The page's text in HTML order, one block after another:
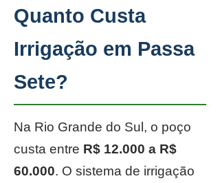
Quanto Custa
Irrigação em Passa
Sete?
Na Rio Grande do Sul, o poço
custa entre R$ 12.000 a R$
60.000. O sistema de irrigação